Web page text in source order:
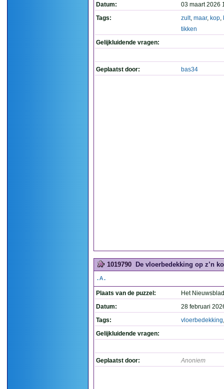
Datum:
03 maart 2026
Tags:
zult, maar, kop,
tikken
Gelijkluidende vragen:
Geplaatst door: bas34
1019790 De vloerbedekking op z’n
.A.
Plaats van de puzzel:
Het Nieuwsblad
Datum:
28 februari
Tags:
vloerbedekking
Gelijkluidende vragen:
Geplaatst door: Anoniem